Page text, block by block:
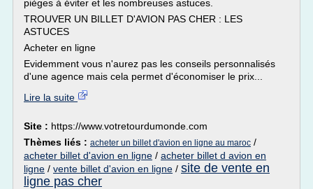
pièges à éviter et les nombreuses astuces.
TROUVER UN BILLET D'AVION PAS CHER : LES
ASTUCES
Acheter en ligne
Evidemment vous n'aurez pas les conseils personnalisés
d'une agence mais cela permet d'économiser le prix...
Lire la suite
Site : https://www.votretourdumonde.com
Thèmes liés : acheter un billet d'avion en ligne au maroc /
acheter billet d'avion en ligne / acheter billet d avion en
ligne / vente billet d'avion en ligne / site de vente en
ligne pas cher